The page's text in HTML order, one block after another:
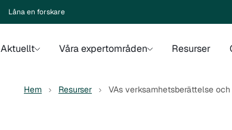
Låna en forskare
Aktuellt Våra expertområden Resurser
Hem Resurser VAs verksamhetsberättelse